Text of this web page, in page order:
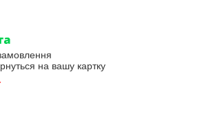
на вашу картку